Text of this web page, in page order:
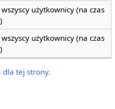
użytkownicy (na czas
użytkownicy (na czas
dla tej strony.